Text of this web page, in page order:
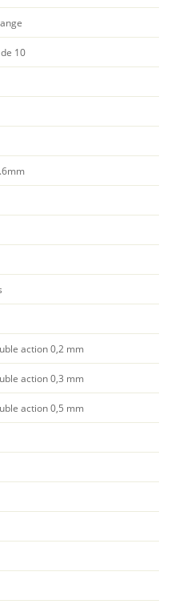
10
action 0,2 mm
action 0,3 mm
action 0,5 mm